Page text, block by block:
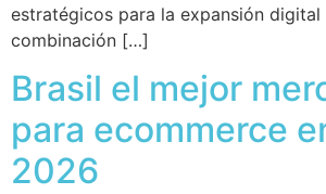
estratégicos para la expansión digital
combinación […]
Brasil el mejor
para ecommerce
2026